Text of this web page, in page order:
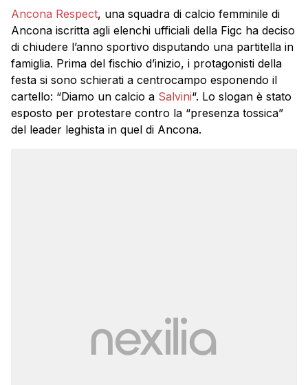
Ancona Respect, una squadra di calcio femminile di
Ancona iscritta agli elenchi ufficiali della Figc ha deciso
di chiudere l’anno sportivo disputando una partitella in
famiglia. Prima del fischio d’inizio, i protagonisti della
festa si sono schierati a centrocampo esponendo il
cartello: “Diamo un calcio a Salvini“. Lo slogan è stato
esposto per protestare contro la “presenza tossica”
del leader leghista in quel di Ancona.